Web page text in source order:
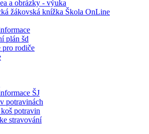
a obrázky - výuka
žákovská knížka Škola OnLine
plán šd
pro rodiče
ŠJ
potravinách
potravin
stravování